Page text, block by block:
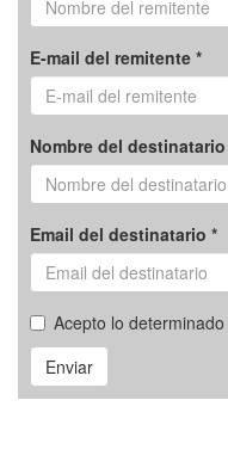
E-mail del remitente *
Nombre del
Email del destinatario *
Acepto lo
Enviar